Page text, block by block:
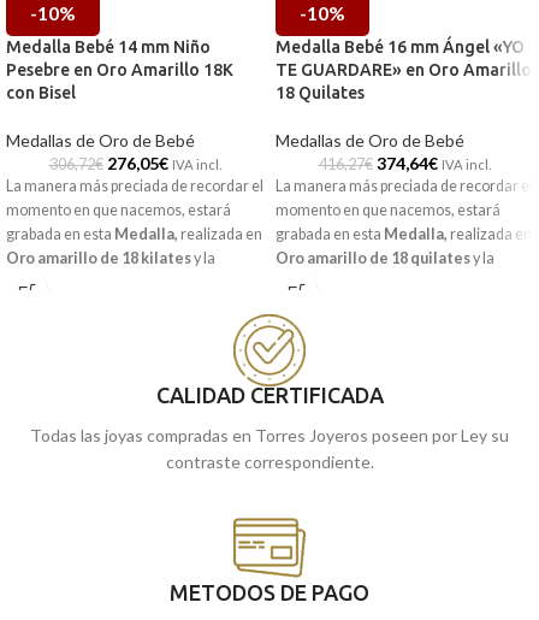
-10%
Medalla Bebé 14 mm Niño
Pesebre en Oro Amarillo 18K
con Bisel
Medallas de Oro de Bebé
306,72€ 276,05€ IVA incl.
La manera más preciada de recordar el
momento en que nacemos, estará
grabada en esta Medalla, realizada en
Oro amarillo de 18 kilatesy la
imagen del
-10%
Medalla Bebé 16 mm Ángel «YO
TE GUARDARE» en Oro Amarillo
18 Quilates
Medallas de Oro de Bebé
416,27€ 374,64€ IVA incl.
La manera más preciada de recordar el
momento en que nacemos, estará
grabada en esta Medalla, realizada en
Oro amarillo de 18 quilatesy la
frase:
Puedes encontrarla en nuestras
tiendas de Málaga y Melilla, o
comprarla online y te la enviamos a
casa.
CALIDAD CERTIFICADA
Todas las joyas compradas en Torres Joyeros poseen por Ley su
contraste correspondiente.
METODOS DE PAGO